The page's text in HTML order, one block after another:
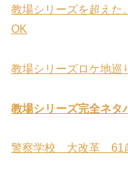
教場シリーズを超え
OK
教場シリーズロケ地巡
教場シリーズ完全ネタ
警察学校 大改革 61